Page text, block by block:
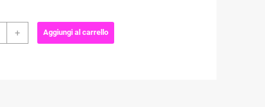
+ Aggiungi al carrello